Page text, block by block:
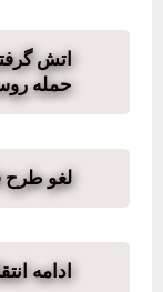
اتش
حمله
لغو طرح
ادامه